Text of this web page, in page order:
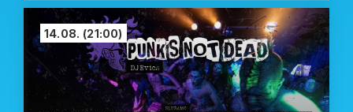
14.08. (21:00)